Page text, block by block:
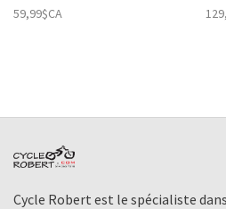
59,99$CA
Cycle Robert est le spécialiste